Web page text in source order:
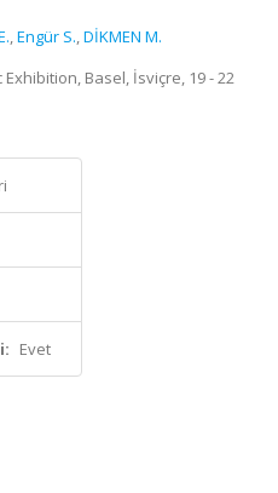
,Engür S.,DİKMEN M.
Basel, İsviçre, 19 - 22
Evet